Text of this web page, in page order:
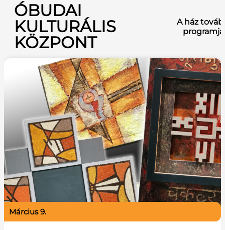
ÓBUDAI
KULTURÁLIS
KÖZPONT
A ház
március 9.